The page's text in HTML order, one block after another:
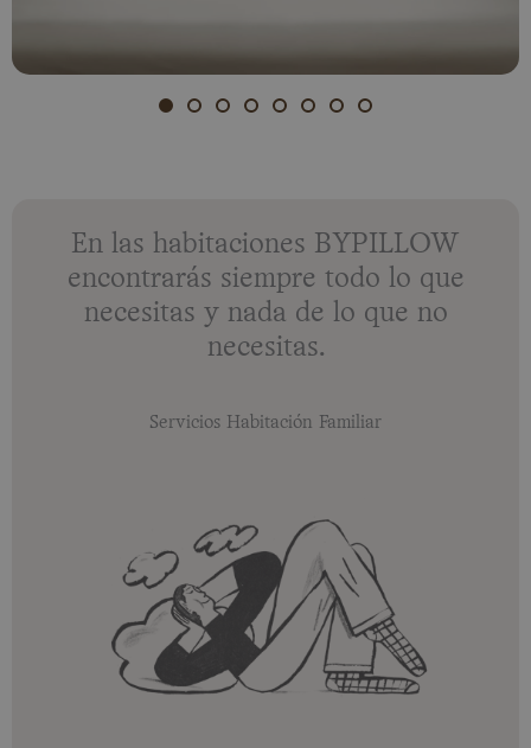
En las habitaciones BYPILLOW
encontrarás siempre todo lo que
necesitas y nada de lo que no
necesitas.
Servicios Habitación Familiar